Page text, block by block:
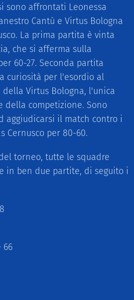
sono affrontati Leonessa
Cantù e Virtus Bologna
La prima partita è vinta
che si afferma sulla
60-27. Seconda partita
curiosità per l'esordio al
Virtus Bologna, l'unica
della competizione. Sono
aggiudicarsi il match contro i
Cernusco per 80-60.
torneo, tutte le squadre
in ben due partite, di seguito i
66